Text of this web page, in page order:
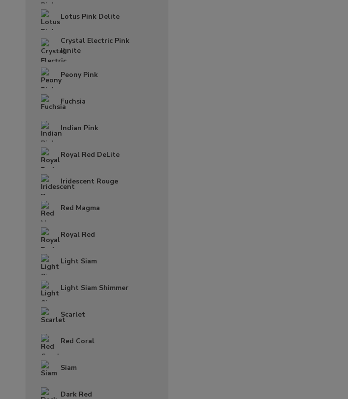
Lotus Pink Delite
Crystal Electric Pink
Ignite
Peony Pink
Fuchsia
Indian Pink
Royal Red DeLite
Iridescent Rouge
Red Magma
Royal Red
Light Siam
Light Siam Shimmer
Scarlet
Red Coral
Siam
Dark Red